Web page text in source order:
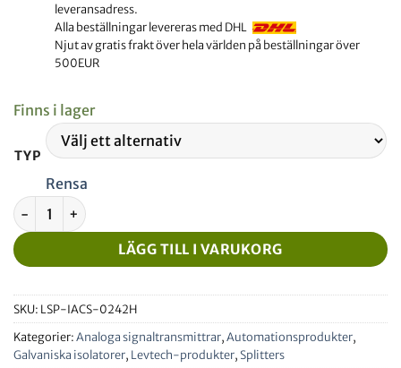
leveransadress.
Alla beställningar levereras med DHL
Njut av gratis frakt över hela världen på beställningar över
500EUR
Finns i lager
TYP
Rensa
Isolerad signalomvandlare och splitter 0-20V till 4-20mA
LÄGG TILL I VARUKORG
SKU: LSP-IACS-0242H
Kategorier:Analoga signaltransmittrar,Automationsprodukter,
Galvaniska isolatorer, Levtech-produkter, Splitters